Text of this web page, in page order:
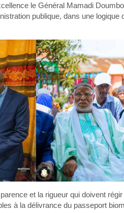
le Général Mamadi
publique, dans une
et la rigueur qui doivent
à la délivrance du passeport